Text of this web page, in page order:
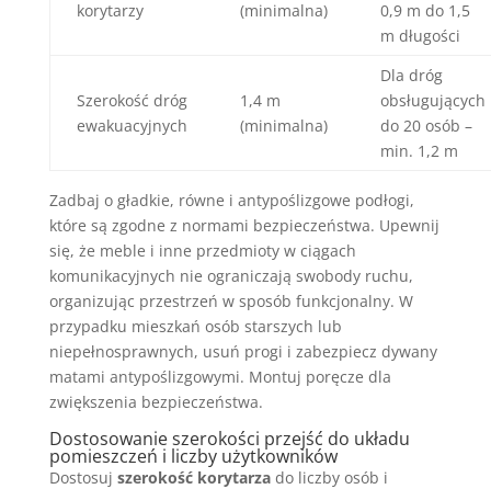
korytarzy (minimalna)
0,9 m do 1,5
m długości
Szerokość dróg
ewakuacyjnych
1,4 m
(minimalna)
Dla dróg
obsługujących
do 20 osób –
min. 1,2 m
Zadbaj o gładkie, równe i antypoślizgowe podłogi,
które są zgodne z normami bezpieczeństwa. Upewnij
się, że meble i inne przedmioty w ciągach
komunikacyjnych nie ograniczają swobody ruchu,
organizując przestrzeń w sposób funkcjonalny. W
przypadku mieszkań osób starszych lub
niepełnosprawnych, usuń progi i zabezpiecz dywany
matami antypoślizgowymi. Montuj poręcze dla
zwiększenia bezpieczeństwa.
Dostosowanie szerokości przejść do układu
pomieszczeń i liczby użytkowników
Dostosuj szerokość korytarzado liczby osób i